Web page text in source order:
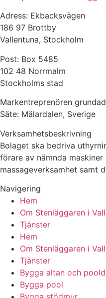
Adress: Ekbacksvägen
186 97 Brottby
Vallentuna, Stockholm
Post: Box 5485
102 48 Norrmalm
Stockholms stad
Markentreprenören
Säte: Mälardalen, Sverige
Verksamhetsbeskrivning
Bolaget ska bedriva
förare av nämnda maskiner
massageverksamhet samt
Navigering
Hem
Om Stenläggaren i
Tjänster
Hem
Om Stenläggaren i
Tjänster
Bygga altan och
Bygga pool